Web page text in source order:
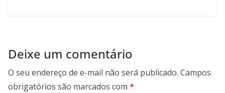
Deixe um comentário
O seu endereço de e-mail não será publicado. Campos
obrigatórios são marcados com *